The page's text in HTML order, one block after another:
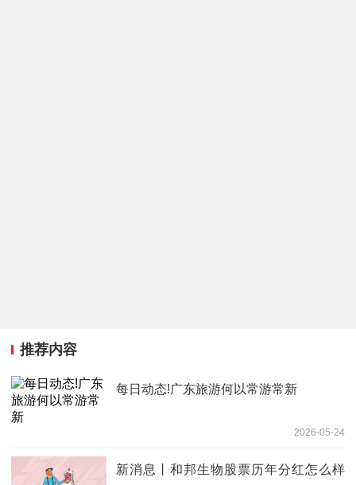
推荐内容
每日动态!广东旅游何以常游常新
2026-05-24
新消息丨和邦生物股票历年分红怎么样